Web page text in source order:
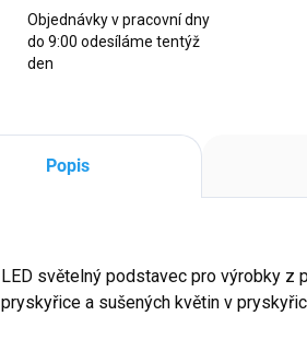
Objednávky v pracovní dny
do 9:00 odesíláme tentýž
den
Popis
LED světelný podstavec pro výrobky z
pryskyřice a sušených květin v